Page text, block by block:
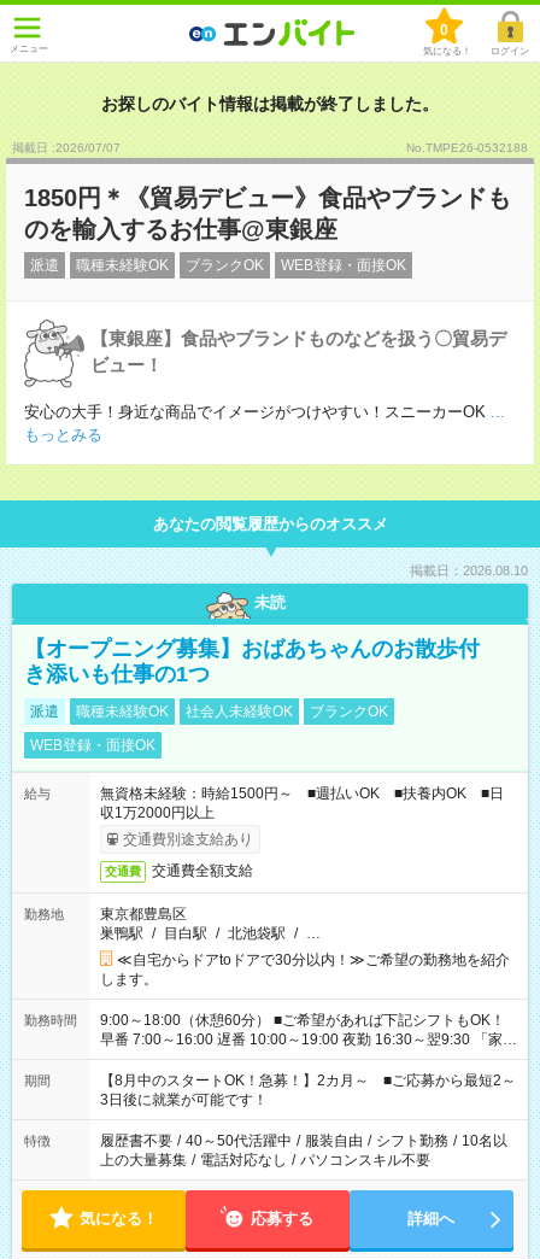
メニュー
0
気になる！ ログイン
お探しのバイト情報は掲載が終了しました。
掲載日 :2026/07/07 No.TMPE26-0532188
1850円＊《貿易デビュー》食品やブランドも
のを輸入するお仕事@東銀座
派遣 職種未経験OK ブランクOK WEB登録・面接OK
【東銀座】食品やブランドものなどを扱う〇貿易デ
ビュー！
安心の大手！身近な商品でイメージがつけやすい！スニーカーOK ...
もっとみる
あなたの閲覧履歴からのオススメ
掲載日：2026.08.10
未読
【オープニング募集】おばあちゃんのお散歩付
き添いも仕事の1つ
派遣 職種未経験OK 社会人未経験OK
ブランクOK
WEB登録・面接OK
給与
無資格未経験：時給1500円～ ■週払いOK ■扶養内OK ■日
収1万2000円以上
交通費別途支給あり
交通費 交通費全額支給
勤務地
東京都豊島区
巣鴨駅 / 目白駅 / 北池袋駅 / …
≪自宅からドアtoドアで30分以内！≫ご希望の勤務地を紹介
します。
勤務時間
9:00～18:00（休憩60分） ■ご希望があれば下記シフトもOK！
早番 7:00～16:00 遅番 10:00～19:00 夜勤 16:30～翌9:30 「家族
と休みを合わせたい」 「余裕を持って夕飯の準備がしたい」
「できれば残業はしたくない」 など、ご希望を教えてください
ね。 ※Wワーク希望の方へ 今ご覧のお仕事で希望する勤務時間
と、もう1つのお仕事の勤務時間。 合計で週40時間を超える場
合は応募できません。
期間
【8月中のスタートOK！急募！】2カ月～ ■ご応募から最短2～
3日後に就業が可能です！
特徴 履歴書不要 / 40～50代活躍中 / 服装自由 / シフト勤務 / 10名以
上の大量募集 / 電話対応なし / パソコンスキル不要
気になる！ 応募する 詳細へ